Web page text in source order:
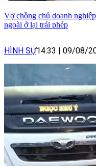
Vợ chồng chủ doanh
ngoài ở lại trái phép
HÌNH SỰ14:33 09/08/